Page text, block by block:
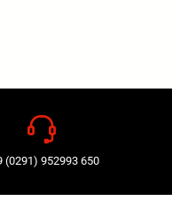
(0291) 952993 650